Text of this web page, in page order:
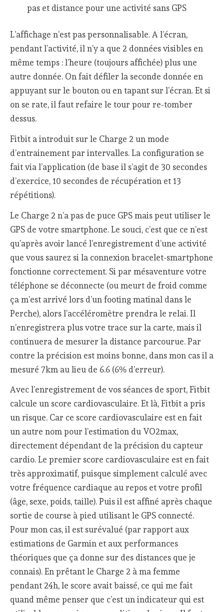
pas et distance pour une activité sans GPS
L’affichage n’est pas personnalisable. A l’écran,
pendant l’activité, il n’y a que 2 données visibles en
même temps : l’heure (toujours affichée) plus une
autre donnée. On fait défiler la seconde donnée en
appuyant sur le bouton ou en tapant sur l’écran. Et si
on se rate, il faut refaire le tour pour re-tomber
dessus.
Fitbit a introduit sur le Charge 2 un mode
d’entrainement par intervalles. La configuration se
fait via l’application (de base il s’agit de 30 secondes
d’exercice, 10 secondes de récupération et 13
répétitions).
Le Charge 2 n’a pas de puce GPS mais peut utiliser le
GPS de votre smartphone. Le souci, c’est que ce n’est
qu’après avoir lancé l’enregistrement d’une activité
que vous saurez si la connexion bracelet-smartphone
fonctionne correctement. Si par mésaventure votre
téléphone se déconnecte (ou meurt de froid comme
ça m’est arrivé lors d’un footing matinal dans le
Perche), alors l’accéléromètre prendra le relai. Il
n’enregistrera plus votre trace sur la carte, mais il
continuera de mesurer la distance parcourue. Par
contre la précision est moins bonne, dans mon cas il a
mesuré 7km au lieu de 6.6 (6% d’erreur).
Avec l’enregistrement de vos séances de sport, Fitbit
calcule un score cardiovasculaire. Et là, Fitbit a pris
un risque. Car ce score cardiovasculaire est en fait
un autre nom pour l’estimation du VO2max,
directement dépendant de la précision du capteur
cardio. Le premier score cardiovasculaire est en fait
très approximatif, puisque simplement calculé avec
votre fréquence cardiaque au repos et votre profil
(âge, sexe, poids, taille). Puis il est affiné après chaque
sortie de course à pied utilisant le GPS connecté.
Pour mon cas, il est surévalué (par rapport aux
estimations de Garmin et aux performances
théoriques que ça donne sur des distances que je
connais). En prêtant le Charge 2 à ma femme
pendant 24h, le score avait baissé, ce qui me fait
quand même penser que c’est un indicateur qui est